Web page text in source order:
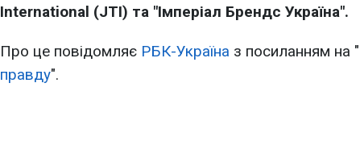
International (JTI) та "Імперіал Брендс Україна".
Про це повідомляє РБК-Україна з посиланням на "
правду".